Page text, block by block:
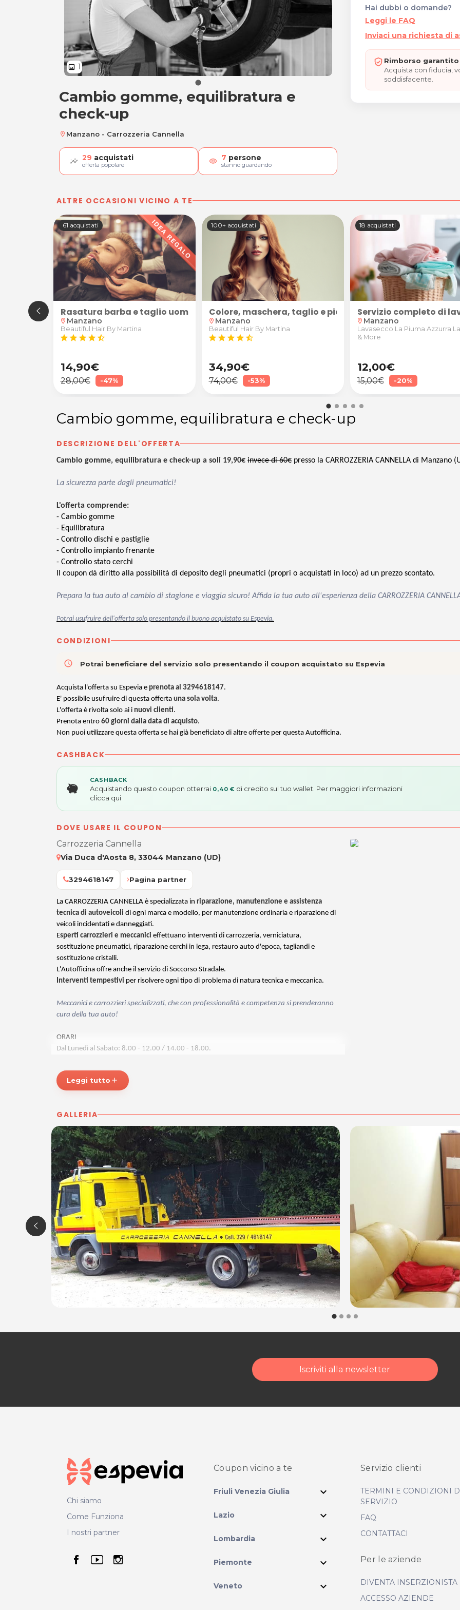
image 1
Cambio gomme, equilibratura e check-up
Cambio gomme, equilibratura e
check-up
location_on Manzano - Carrozzeria Cannella
29 acquistati
offerta popolare visibility 7 persone
stanno guardando
Hai dubbi o domande?
Leggi le FAQ
Inviaci una richiesta di
Rimborso
Acquista con fiducia,
soddisfacente.
ALTRE OCCASIONI VICINO A TE
con macchinario applicato da Just Nails a Pradamano
taglio, piega e trattamenti
61 acquistati
Rasatura barba e taglio uomo
location_on Manzano
Beautiful Hair By Martina
star star star star star_half
14,90€
28,00€ -47%
100+ acquistati
Colore, maschera, taglio e piega
location_on Manzano
Beautiful Hair By Martina
star star star star star_half
34,90€
74,00€ -53%
18 acquistati
Servizio completo di
location_on Manzano
Lavasecco La Piuma Azzurra
& More
12,00€
15,00€ -20%
Cambio gomme, equilibratura e check-up
DESCRIZIONE DELL'OFFERTA
Cambio gomme, equilibratura e check-up a soli 19,90€ invece di 60€ presso la CARROZZERIA CANNELLA di Manzano
La sicurezza parte dagli pneumatici!
L'offerta comprende:
- Cambio gomme
- Equilibratura
- Controllo dischi e pastiglie
- Controllo impianto frenante
- Controllo stato cerchi
Il coupon dà diritto alla possibilità di deposito degli pneumatici (propri o acquistati in loco) ad un prezzo scontato.
Prepara la tua auto al cambio di stagione e viaggia sicuro! Affida la tua auto all'esperienza della CARROZZERIA
Potrai usufruire dell'offerta solo presentando il buono acquistato su Espevia.
CONDIZIONI
access_time Potrai beneficiare del servizio solo presentando il coupon acquistato su Espevia
Acquista l'offerta su Espevia e prenota al 3294618147.
E' possibile usufruire di questa offerta una sola volta.
L'offerta è rivolta solo ai i nuovi clienti.
Prenota entro 60 giorni dalla data di acquisto.
Non puoi utilizzare questa offerta se hai già beneficiato di altre offerte per questa Autofficina.
CASHBACK
CASHBACK
Acquistando questo coupon otterrai 0,40 € di credito sul tuo wallet. Per maggiori informazioni
clicca qui
DOVE USARE IL COUPON
Carrozzeria Cannella
Via Duca d'Aosta 8, 33044 Manzano (UD)
3294618147 Pagina partner
La CARROZZERIA CANNELLA è specializzata in riparazione, manutenzione e assistenza
tecnica di autoveicoli di ogni marca e modello, per manutenzione ordinaria e riparazione di
veicoli incidentati e danneggiati.
Esperti carrozzieri e meccanici effettuano interventi di carrozzeria, verniciatura,
sostituzione pneumatici, riparazione cerchi in lega, restauro auto d'epoca, tagliandi e
sostituzione cristalli.
L'Autofficina offre anche il servizio di Soccorso Stradale.
Interventi tempestivi per risolvere ogni tipo di problema di natura tecnica e meccanica.
Meccanici e carrozzieri specializzati, che con professionalità e competenza si prenderanno
cura della tua auto!
ORARI
Dal Lunedì al Sabato: 8.00 - 12.00 / 14.00 - 18.00.
CARROZZERIA CANNELLA
Via Duca d'Aosta, 8
P.IVA 02777650306
Per ulteriori informazioni sull'offerta o sulle modalità di acquisto scrivi a posta@espevia.it
Leggi tutto add
GALLERIA
Iscriviti alla newsletter
Chi siamo
Come Funziona
I nostri partner
seguici su facebook
seguici su youtube
seguici su instagram
Coupon vicino a te
Friuli Venezia Giulia expand_more
Lazio expand_more
Lombardia expand_more
Piemonte expand_more
Veneto expand_more
Servizio clienti
TERMINI E CONDIZIONI
SERVIZIO
FAQ
CONTATTACI
Per le aziende
DIVENTA INSERZIONISTA
ACCESSO AZIENDE